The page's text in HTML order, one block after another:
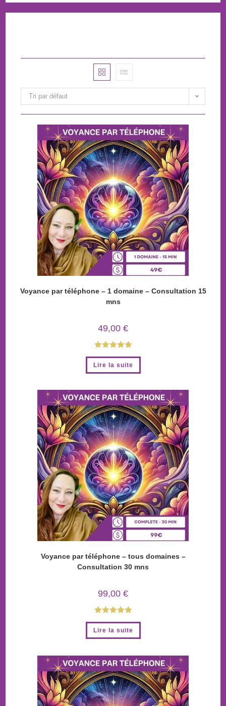
Tri par défaut
Voyance par téléphone – 1 domaine – Consultation 15
mns
49,00 €
Note4.96
sur 5
Lire la suite
Voyance par téléphone – tous domaines –
Consultation 30 mns
99,00 €
Note4.96
sur 5
Lire la suite